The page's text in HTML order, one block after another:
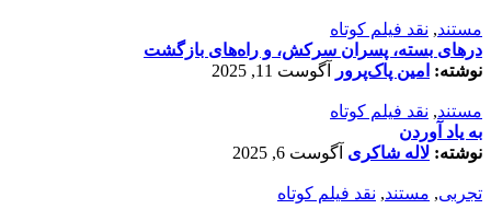
مستند, نقد فیلم کوتاه
درهای بسته، پسران سرکش، و راه‌های بازگشت
نوشته: امین پاک‌پرور آگوست 11, 2025
مستند, نقد فیلم کوتاه
به یاد آوردن
نوشته: لاله شاکری آگوست 6, 2025
تجربی, مستند, نقد فیلم کوتاه